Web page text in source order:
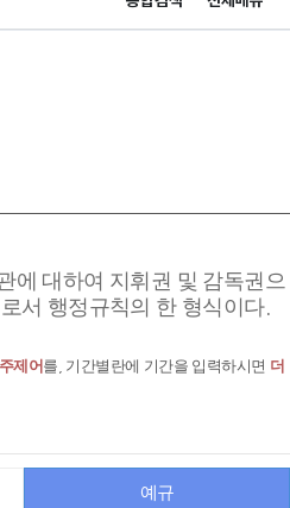
입니다.
에 대하여 지휘권 및 감독권으
서 행정규칙의 한 형식이다.
제어 를, 기간별란에 기간을 입력하시면 더
예규